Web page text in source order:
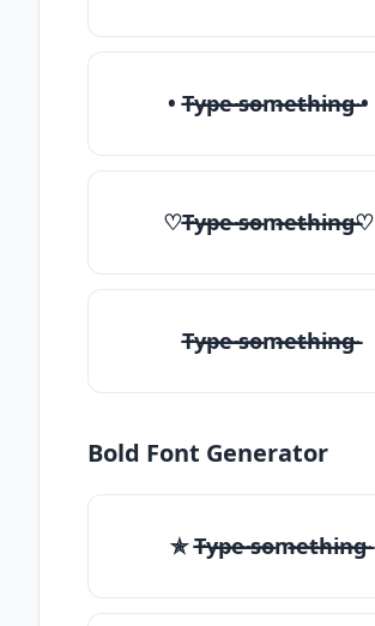
• T̶̴y̶̴p̶̴e̶̴ ̶̴s̶̴o̶̴m̶̴e̶̴t̶̴h̶̴i̶̴n̶̴g̶̴ •
♡T̶̴y̶̴p̶̴e̶̴ ̶̴s̶̴o̶̴m̶̴e̶̴t̶̴h̶̴i̶̴n̶̴g̶̴♡
T̶̴y̶̴p̶̴e̶̴ ̶̴s̶̴o̶̴m̶̴e̶̴t̶̴h̶̴i̶̴n̶̴g̶̴
Bold Font Generator
✯ T̶̴y̶̴p̶̴e̶̴ ̶̴s̶̴o̶̴m̶̴e̶̴t̶̴h̶̴i̶̴n̶̴g̶̴